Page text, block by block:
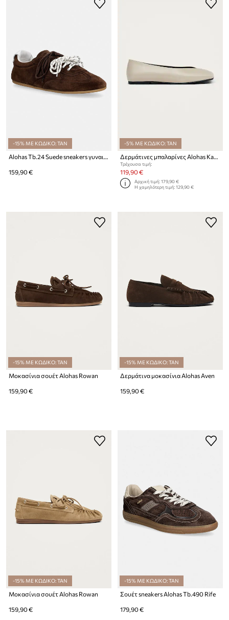
-15% ΜΕ ΚΩΔΙΚΟ: TAN
Alohas Tb.24 Suede sneakers γυναικεία σουέτ
159,90 €
-5% ΜΕ ΚΩΔΙΚΟ: TAN
Δερμάτινες μπαλαρίνες Alohas Katia
Τρέχουσα τιμή:
119,90 €
Αρχική τιμή:179,90 €
Η χαμηλότερη τιμή:129,90 €
-15% ΜΕ ΚΩΔΙΚΟ: TAN
Μοκασίνια σουέτ Alohas Rowan
159,90 €
-15% ΜΕ ΚΩΔΙΚΟ: TAN
Δερμάτινα μοκασίνια Alohas Aven
159,90 €
-15% ΜΕ ΚΩΔΙΚΟ: TAN
Μοκασίνια σουέτ Alohas Rowan
159,90 €
-15% ΜΕ ΚΩΔΙΚΟ: TAN
Σουέτ sneakers Alohas Tb.490 Rife
179,90 €